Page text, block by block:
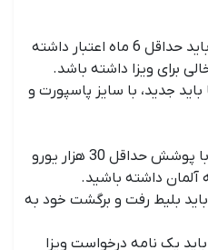
: پاسپورت شما باید حداقل 6 ماه اعتبار داشته
جدید، با سایز پاسپورت و
شما باید بیمه مسافرتی با پوشش حداقل 30 هزار یورو
داشته باشید.
بلیط رفت و برگشت خود به
یک نامه درخواست ویزا